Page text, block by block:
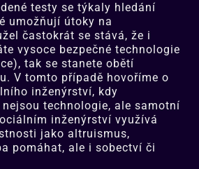
testy se týkaly hledání
umožňují útoky na
častokrát se stává, že i
vysoce bezpečné technologie
tak se stanete obětí
V tomto případě hovoříme o
inženýrství, kdy
technologie, ale samotní
inženýrství využívá
jako altruismus,
pomáhat, ale i sobectví či